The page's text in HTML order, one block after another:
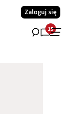
Zaloguj się
15